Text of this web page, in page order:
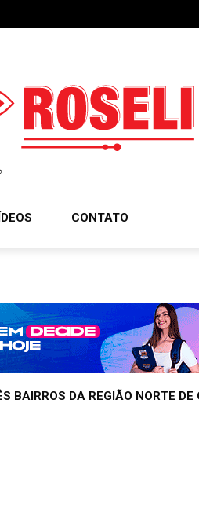
CONTATO
BAIRROS DA REGIÃO NORTE DE